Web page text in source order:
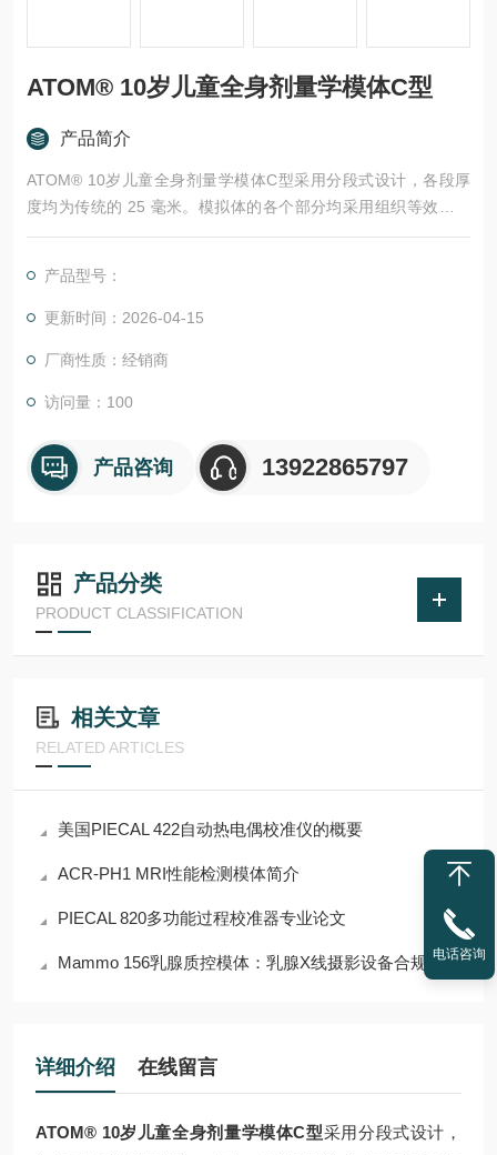
ATOM® 10岁儿童全身剂量学模体C型
产品简介
ATOM® 10岁儿童全身剂量学模体C型采用分段式设计，各段厚
度均为传统的 25 毫米。模拟体的各个部分均采用组织等效环氧
树脂制成，能够模拟出卓、越的组织特性，覆盖从诊断到治疗的
现符合相应年龄段的平均骨骼成分。
产品型号：
更新时间：2026-04-15
厂商性质：经销商
访问量：100
产品咨询 13922865797
产品分类
PRODUCT CLASSIFICATION
相关文章
RELATED ARTICLES
美国PIECAL 422自动热电偶校准仪的概要
ACR-PH1 MRI性能检测模体简介
PIECAL 820多功能过程校准器专业论文
Mammo 156乳腺质控模体：乳腺X线摄影设备合规质控核心解决方案
详细介绍 在线留言
ATOM® 10岁儿童全身剂量学模体C型采用分段式设计，
电话咨询